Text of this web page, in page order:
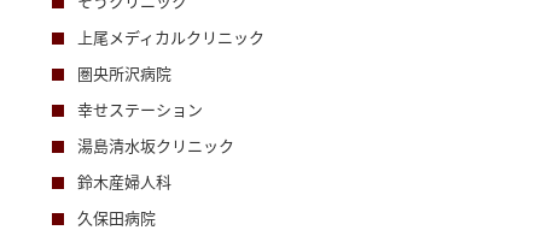
上尾メディカルクリニック
圏央所沢病院
幸せステーション
湯島清水坂クリニック
鈴木産婦人科
久保田病院